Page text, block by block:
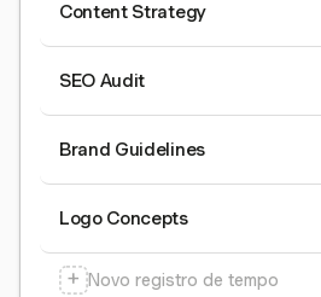
Content Strategy
SEO Audit
Brand Guidelines
Logo Concepts
+ Novo registro de tempo